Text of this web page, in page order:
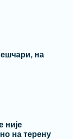
на
није
на терену